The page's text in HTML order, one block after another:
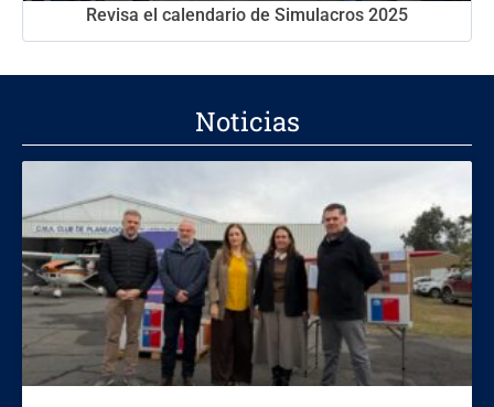
Revisa el calendario de Simulacros 2025
Noticias